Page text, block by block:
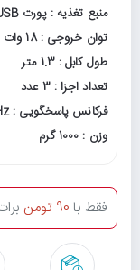
منبع تغذیه : پورت USB
توان خروجی : 18 وات
طول کابل : 1.3 متر
تعداد اجزا : 3 عدد
فرکانس پاسخگویی : 100Hz-20KHz
وزن : 1000 گرم
فقط با 90 تومن